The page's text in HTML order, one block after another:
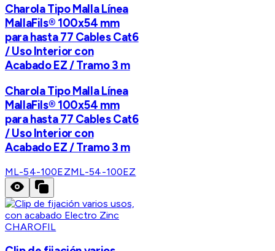
Charola Tipo Malla Línea
MallaFils® 100x54 mm
para hasta 77 Cables Cat6
/ Uso Interior con
Acabado EZ / Tramo 3 m
Charola Tipo Malla Línea
MallaFils® 100x54 mm
para hasta 77 Cables Cat6
/ Uso Interior con
Acabado EZ / Tramo 3 m
ML-54-100EZML-54-100EZ
CHAROFIL